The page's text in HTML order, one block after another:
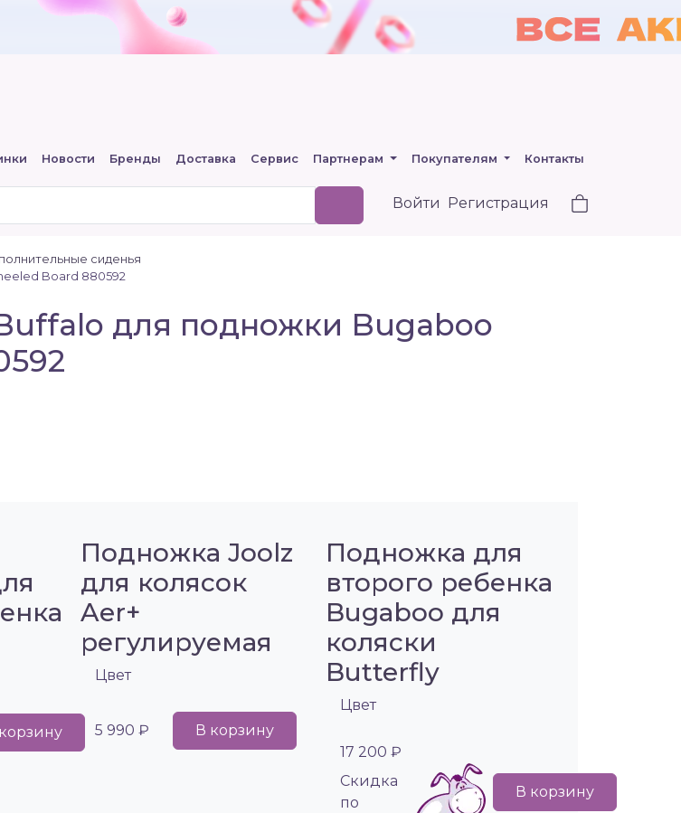
Новости Бренды Доставка Сервис Партнерам Покупателям Контакты
Войти Регистрация
сиденья
Board 880592
для подножки Bugaboo
Подножка Joolz
для колясок
Aer+
регулируемая
Цвет
5 990 ₽ В корзину
Подножка для
второго ребенка
Bugaboo для
коляски
Butterfly
Цвет
17 200 ₽
Cкидка
по
В корзину